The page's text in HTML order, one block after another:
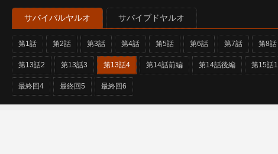
サバイバルヤルオ サバイブドヤルオ
第1話 第2話 第3話 第4話 第5話 第6話 第7話 第8話
第13話2 第13話3 第13話4 第14話前編 第14話後編 第15話1
最終回4 最終回5 最終回6